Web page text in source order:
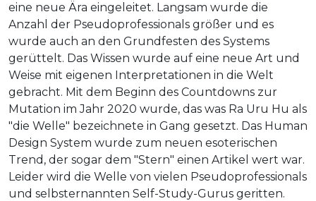
eine neue Ära eingeleitet. Langsam wurde die
Anzahl der Pseudoprofessionals größer und es
wurde auch an den Grundfesten des Systems
gerüttelt. Das Wissen wurde auf eine neue Art und
Weise mit eigenen Interpretationen in die Welt
gebracht. Mit dem Beginn des Countdowns zur
Mutation im Jahr 2020 wurde, das was Ra Uru Hu als
"die Welle" bezeichnete in Gang gesetzt. Das Human
Design System wurde zum neuen esoterischen
Trend, der sogar dem "Stern" einen Artikel wert war.
Leider wird die Welle von vielen Pseudoprofessionals
und selbsternannten Self-Study-Gurus geritten.